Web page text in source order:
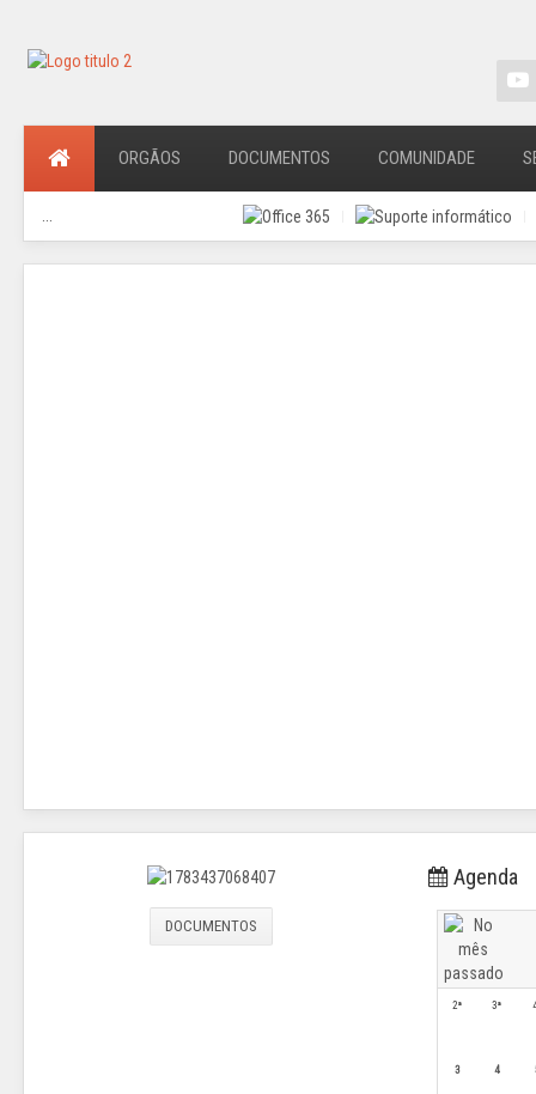
ORGÃOS DOCUMENTOS COMUNIDADE
DOCUMENTOS
Agenda
2ª 3ª
3 4